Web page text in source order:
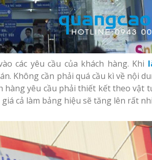
các yêu cầu của khách hàng. Khi
Không cần phải quá cầu kì về nội
yêu cầu phải thiết kết theo vật
cả làm bảng hiệu sẽ tăng lên rất
Nghệ An
Thi Công
Nghệ An
Thương
Làm Biển
Tại Vinh
Làm Hộp
Tại Vinh
Làm biển alu chữ nổi
tại Vinh Nghệ An
Thiết kế hồ sơ năng
lực tại Vinh Nghệ An
cà phê tại Vinh Nghệ
An